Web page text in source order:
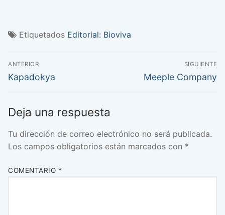
Etiquetados Editorial: Bioviva
Navegación
de
ANTERIOR
Entrada
Kapadokya
SIGUIENTE
Entrada
Meeple Company
Deja una respuesta
Tu dirección de correo electrónico no será publicada.
Los campos obligatorios están marcados con *
COMENTARIO *